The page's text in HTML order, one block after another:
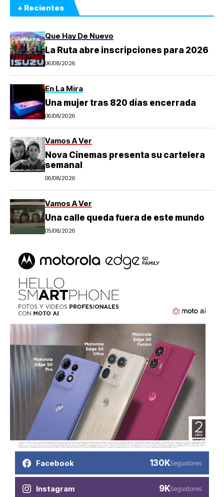
+ Recientes
Que Hay De Nuevo
La Ruta abre inscripciones para 2026
06/08/2026
En La Mira
Una mujer tras 820 días encerrada
06/08/2026
Vamos A Ver
Nova Cinemas presenta su cartelera
semanal
06/08/2026
Vamos A Ver
Una calle queda fuera de este mundo
05/08/2026
Facebook 130KSeguidores
Instagram 9KSeguidores